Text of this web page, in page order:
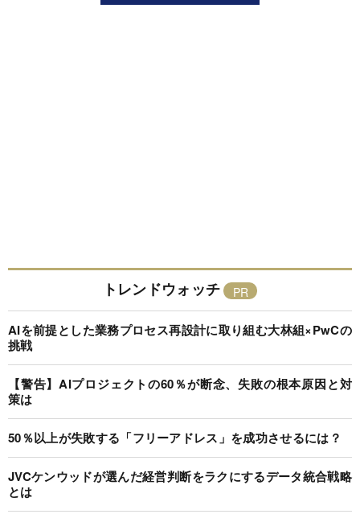
トレンドウォッチ
AIを前提とした業務プロセス再設計に取り組む大林組×PwCの
挑戦
【警告】AIプロジェクトの60％が断念、失敗の根本原因と対
策は
50％以上が失敗する「フリーアドレス」を成功させるには？
JVCケンウッドが選んだ経営判断をラクにするデータ統合戦略
とは